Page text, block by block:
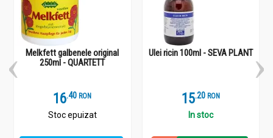
Melkfett galbenele original
250ml - QUARTETT
16.4 RON
Stoc epuizat
Ulei ricin 100ml - SEVA PLANT
15.2 RON
In stoc